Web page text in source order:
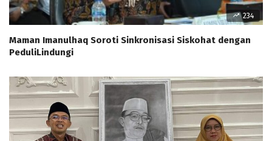
234
Maman Imanulhaq Soroti Sinkronisasi Siskohat dengan
PeduliLindungi